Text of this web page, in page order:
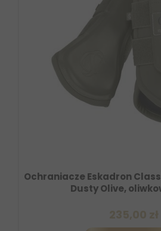
Ochraniacze Eskadron
Dusty Olive,